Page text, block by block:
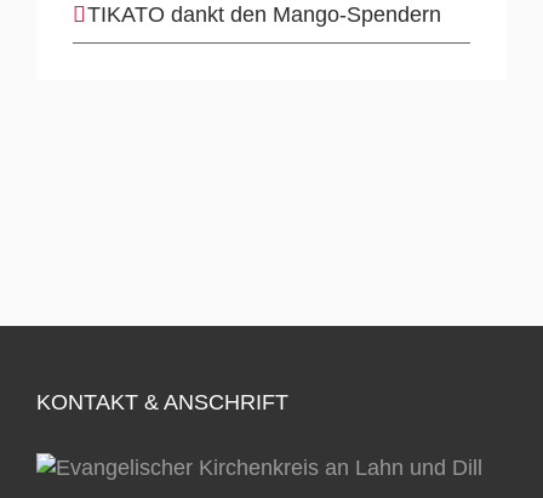
TIKATO dankt den Mango-Spendern
KONTAKT & ANSCHRIFT